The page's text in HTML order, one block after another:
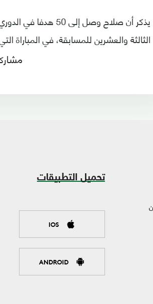
يذكر أن صلاح وصل
الثالثة والعشرين للمسابقة، في المباراة
تحميل التطبيقات
IOS
ANDROID